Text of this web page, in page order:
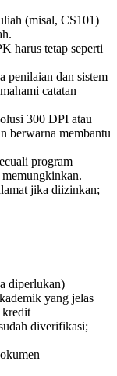
(misal, CS101)
harus tetap seperti
penilaian dan sistem
catatan
300 DPI atau
berwarna membantu
program
jika diizinkan;
diperlukan)
yang jelas
kredit
diverifikasi;